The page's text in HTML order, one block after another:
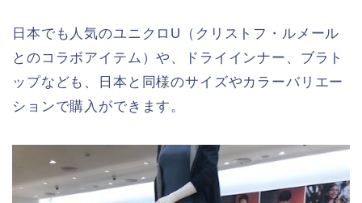
日本でも人気のユニクロU（クリストフ・ルメール
とのコラボアイテム）や、ドライインナー、ブラト
ップなども、日本と同様のサイズやカラーバリエー
ションで購入ができます。